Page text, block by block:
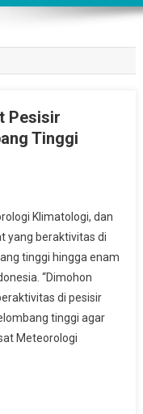
Pesisir
Tinggi
Klimatologi, dan
yang beraktivitas di
tinggi hingga enam
“Dimohon
di pesisir
tinggi agar
Meteorologi